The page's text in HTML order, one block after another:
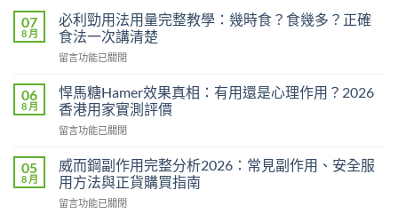
07
8 月
必利勁用法用量完整教學：幾時食？食幾多？正確
食法一次講清楚
在
利
勁
用
法
量
完
整
教
留言功能已關閉
06
8 月
悍馬糖Hamer效果真相：有用還是心理作用？2026
香港用家實測評價
在
馬
糖
Hamer
效
留言功能已關閉
05
8 月
威而鋼副作用完整分析2026：常見副作用、安全服
用方法與正貨購買指南
在
留言功能已關閉